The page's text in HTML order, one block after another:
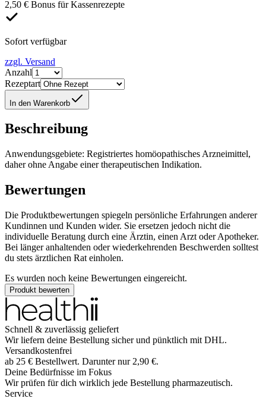
2,50 € Bonus für Kassenrezepte
Sofort verfügbar
zzgl. Versand
Anzahl
Rezeptart
In den Warenkorb
Beschreibung
Anwendungsgebiete: Registriertes homöopathisches Arzneimittel,
daher ohne Angabe einer therapeutischen Indikation.
Bewertungen
Die Produktbewertungen spiegeln persönliche Erfahrungen anderer
Kundinnen und Kunden wider. Sie ersetzen jedoch nicht die
individuelle Beratung durch eine Ärztin, einen Arzt oder Apotheker.
Bei länger anhaltenden oder wiederkehrenden Beschwerden solltest
du stets ärztlichen Rat einholen.
Es wurden noch keine Bewertungen eingereicht.
Produkt bewerten
Schnell & zuverlässig geliefert
Wir liefern deine Bestellung sicher und pünktlich mit DHL.
Versandkostenfrei
ab 25 € Bestellwert. Darunter nur 2,90 €.
Deine Bedürfnisse im Fokus
Wir prüfen für dich wirklich jede Bestellung pharmazeutisch.
Service